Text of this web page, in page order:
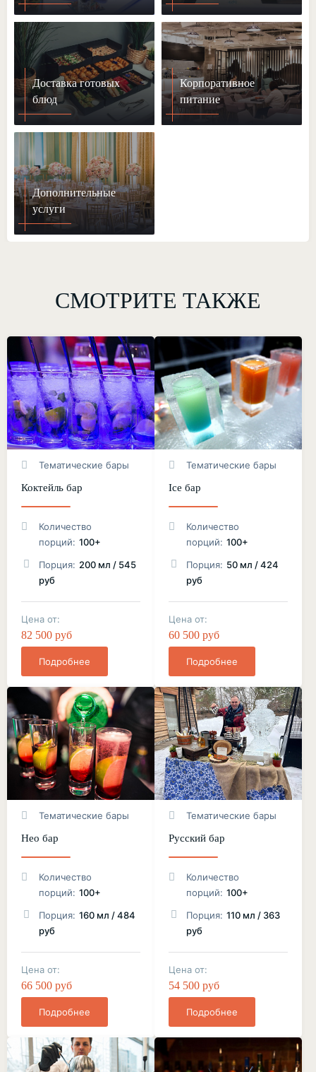
Доставка готовых
блюд
Корпоративное
питание
Дополнительные
услуги
СМОТРИТЕ ТАКЖЕ
Тематические бары
Коктейль бар
Количество
порций: 100+
Порция: 200 мл / 545
руб
Цена от:
82 500 руб
Подробнее
Тематические бары
Ice бар
Количество
порций: 100+
Порция: 50 мл / 424
руб
Цена от:
60 500 руб
Подробнее
Тематические бары
Нео бар
Количество
порций: 100+
Порция: 160 мл / 484
руб
Цена от:
66 500 руб
Подробнее
Тематические бары
Русский бар
Количество
порций: 100+
Порция: 110 мл / 363
руб
Цена от:
54 500 руб
Подробнее